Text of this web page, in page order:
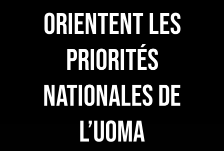
orientent les
priorités
nationales de
l’UOMA